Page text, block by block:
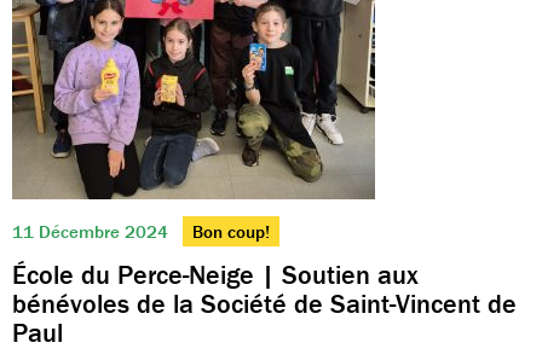
11 Décembre 2024 Bon coup!
École du Perce-Neige | Soutien aux
bénévoles de la Société de Saint-Vincent de
Paul